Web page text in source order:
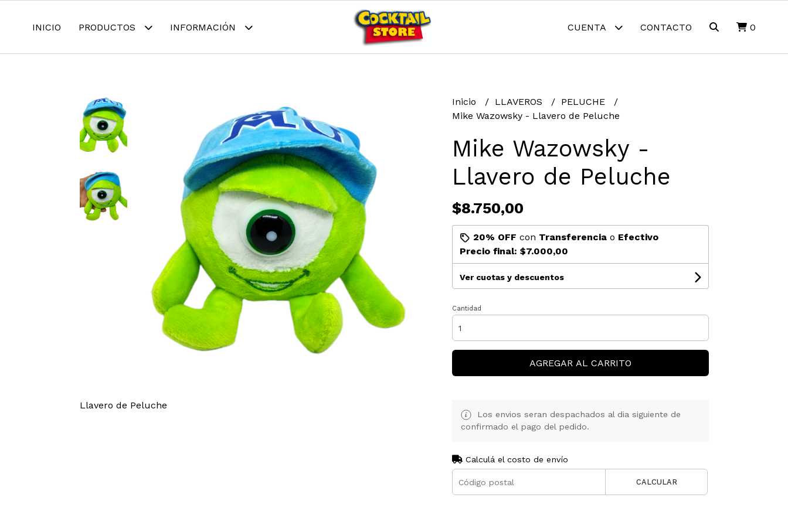
INICIO PRODUCTOS INFORMACIÓN CUENTA CONTACTO 0
Llavero de Peluche
Inicio LLAVEROS
PELUCHE
Mike Wazowsky - Llavero de Peluche
Mike Wazowsky -
Llavero de Peluche
$8.750,00
20% OFF con Transferenciao Efectivo
Precio final: $7.000,00
Ver cuotas y descuentos
Cantidad
AGREGAR AL CARRITO
Los envios seran despachados al dia siguiente de
confirmado el pago del pedido.
Calculá el costo de envío
CALCULAR